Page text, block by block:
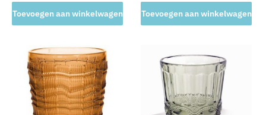
Toevoegen aan winkelwagen Toevoegen aan winkelwagen